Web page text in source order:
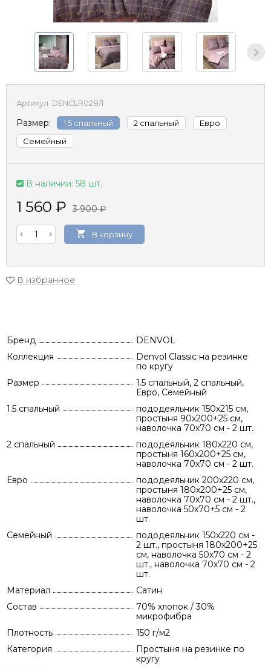
Артикул: DENCLR028/1
Размер: 1.5 спальный 2 спальный
Евро
Семейный
В наличии: 58 шт.
1 560 ₽ 3 900₽
В корзину
В избранное
Бренд
DENVOL
Коллекция
Denvol Classic на резинке
по кругу
Размер
1.5 спальный, 2 спальный,
Евро, Семейный
1.5 спальный
пододеяльник 150х215 см,
простыня 90х200+25 см,
наволочка 70х70 см - 2 шт.
2 спальный
пододеяльник 180х220 см,
простыня 160х200+25 см,
наволочка 70х70 см - 2 шт.
Евро
пододеяльник 200х220 см,
простыня 180х200+25 см,
наволочка 70х70 см - 2 шт.,
наволочка 50х70+5 см - 2
шт.
Семейный
пододеяльник 150х220 см -
2 шт., простыня 180х200+25
см, наволочка 50х70 см - 2
шт., наволочка 70х70 см - 2
шт.
Материал
Сатин
Состав
70% хлопок / 30%
микрофибра
Плотность
150 г/м2
Категория
Простыня на резинке по
кругу